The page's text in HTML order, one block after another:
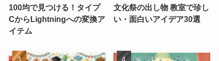
100均で見つける！タイプ
CからLightningへの変換ア
イテム
文化祭の出し物 教室で珍し
い・面白いアイデア30選